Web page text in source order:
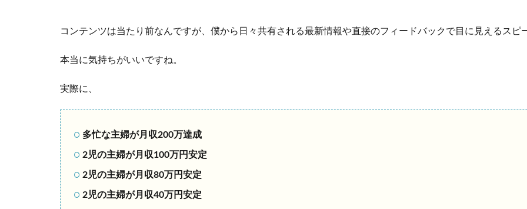
コンテンツは当たり前なんですが、僕から日々共有される最新情報や直接のフィードバックで目に見えるスピ
本当に気持ちがいいですね。
実際に、
多忙な主婦が月収200万達成
2児の主婦が月収100万円安定
2児の主婦が月収80万円安定
2児の主婦が月収40万円安定